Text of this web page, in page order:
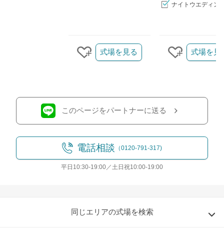
ナイトウエディン
クリップする
式場を見る
クリップす
式場を見
このページをパートナーに送る
電話相談 （0120-791-317)
平日10:30-19:00／土日祝10:00-19:00
同じエリアの式場を検索